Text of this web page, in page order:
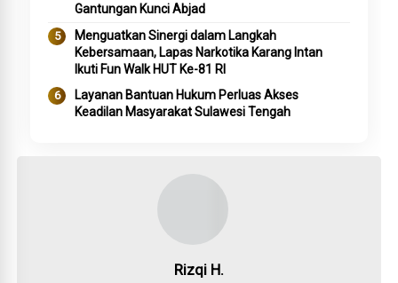
Gantungan Kunci Abjad
Menguatkan Sinergi dalam Langkah
Kebersamaan, Lapas Narkotika Karang Intan
Ikuti Fun Walk HUT Ke-81 RI
Layanan Bantuan Hukum Perluas Akses
Keadilan Masyarakat Sulawesi Tengah
Rizqi H.